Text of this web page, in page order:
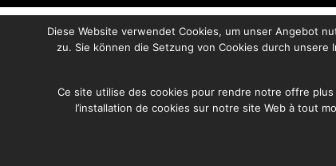
Diese Website verwendet Cookies, um unser Angebot
zu. Sie können die Setzung von Cookies durch
Ce site utilise des cookies pour rendre notre offre
l’installation de cookies sur notre site Web à tout